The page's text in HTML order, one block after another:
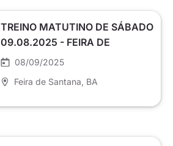
TREINO MATUTINO DE SÁBADO
09.08.2025 - FEIRA DE
SANTANA
08/09/2025
Feira de Santana , BA